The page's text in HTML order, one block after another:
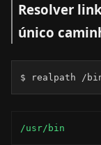
Resolver
único
$ realpath /
/usr/bin